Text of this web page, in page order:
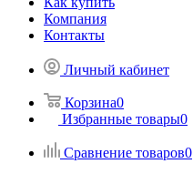
Компания
Контакты
Личный кабинет
Корзина0
Избранные товары0
Сравнение товаров0